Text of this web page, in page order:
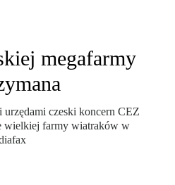
megafarmy
czeski koncern CEZ
wielkiej farmy wiatraków w